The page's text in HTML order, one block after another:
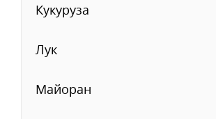
Кукуруза
Лук
Майоран